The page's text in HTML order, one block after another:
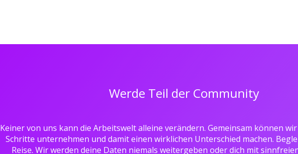
Werde Teil der Community
Keiner von uns kann die Arbeitswelt alleine verändern. Gemeinsam können
Schritte unternehmen und damit einen wirklichen Unterschied machen.
Reise. Wir werden deine Daten niemals weitergeben oder dich mit